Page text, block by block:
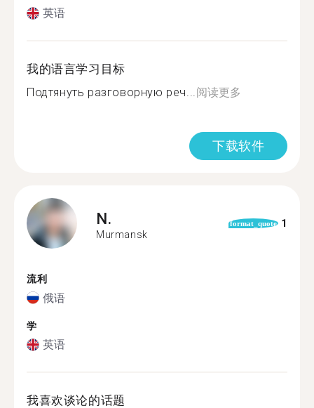
英语
我的语言学习目标
Подтянуть разговорную реч...阅读更多
下载软件
N.
Murmansk
format_quote 1
流利
俄语
学
英语
我喜欢谈论的话题